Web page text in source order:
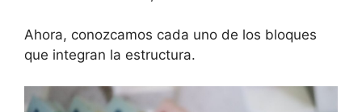
Ahora, conozcamos cada uno de los bloques
que integran la estructura.